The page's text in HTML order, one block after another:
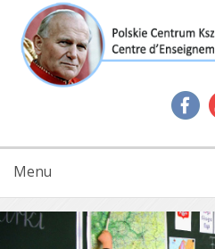
Menu